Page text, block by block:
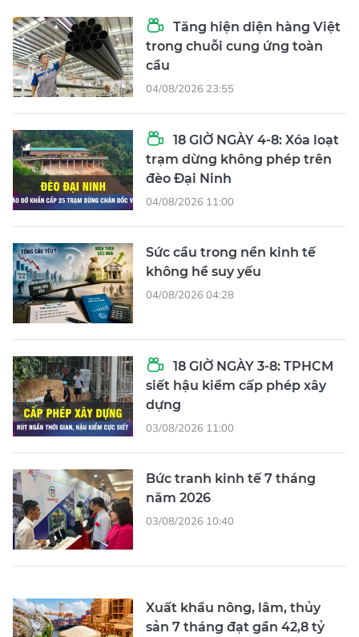
Tăng hiện diện hàng Việt
trong chuỗi cung ứng toàn
cầu
04/08/2026 23:55
18 GIỜ NGÀY 4-8: Xóa loạt
trạm dừng không phép trên
đèo Đại Ninh
04/08/2026 11:00
Sức cầu trong nền kinh tế
không hề suy yếu
04/08/2026 04:28
18 GIỜ NGÀY 3-8: TPHCM
siết hậu kiểm cấp phép xây
dựng
03/08/2026 11:00
Bức tranh kinh tế 7 tháng
năm 2026
03/08/2026 10:40
Xuất khẩu nông, lâm, thủy
sản 7 tháng đạt gần 42,8 tỷ